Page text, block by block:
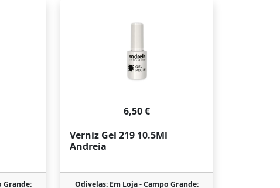
Grande:
6,50 €
Verniz Gel 219 10.5Ml
Andreia
Odivelas: Em Loja -Campo Grande: